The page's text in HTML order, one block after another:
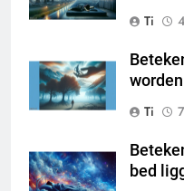
Ti
worden
Ti
bed